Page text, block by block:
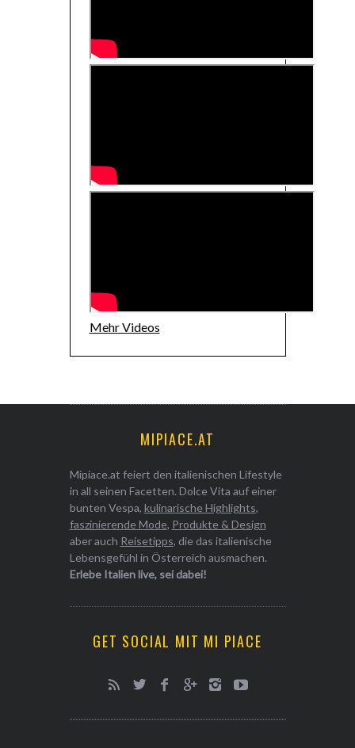
Mehr Videos
MIPIACE.AT
Mipiace.at feiert den italienischen Lifestyle
in all seinen Facetten. Dolce Vita auf einer
bunten Vespa, kulinarische Highlights,
faszinierende Mode, Produkte & Design
aber auch Reisetipps, die das italienische
Lebensgefühl in Österreich ausmachen.
Erlebe Italien live, sei dabei!
GET SOCIAL MIT MI PIACE